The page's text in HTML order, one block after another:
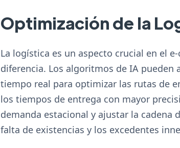
Optimización de la
La logística es un aspecto crucial en el
diferencia. Los algoritmos de IA pueden
tiempo real para optimizar las rutas de
los tiempos de entrega con mayor
demanda estacional y ajustar la cadena
falta de existencias y los excedentes